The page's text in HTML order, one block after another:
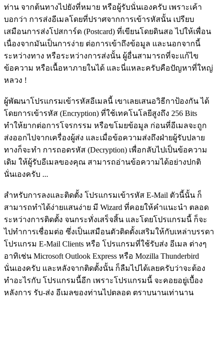
ท่าน จากต้นทางไปยังที่หมาย หรือผู้รับนั่นเองครับ เพราะเค้า
บอกว่า การส่งอีเมลโดยที่ปราศจากการเข้ารหัสนั้น เปรียบ
เสมือนการส่งโปสการ์ด (Postcard) ที่เขียนโดยดินสอ ไปให้เพื่อน
เนื่องจากมันเป็นการง่าย ต่อการเข้าถึงข้อมูล และนอกจากนี้
ระหว่างทาง หรือระหว่างการส่งนั้น ผู้อื่นสามารถที่จะแก้ไข
ข้อความ หรือเนื้อหาภายในได้ และนี่แหละครับคือปัญหาที่ใหญ่
หลวง !
ผู้พัฒนาโปรแกรมเข้ารหัสอีเมลนี้ เขาเลยเสนอวิธีกาป้องกัน ได้
โดยการเข้ารหัส (Encryption) ที่ใช้เทคโนโลยีสูงถึง 256 Bits
ทำให้ยากต่อการโจรกรรม หรือขโมยข้อมูล ก่อนที่อีเมลจะถูก
ส่งออกไปจากเครื่องผู้ส่ง และเมื่อข้อความส่งถึงฝ่ายผู้รับปลาย
ทางก็จะทำ การถอดรหัส (Decryption) เพื่อกลับไปเป็นข้อความ
เดิม ให้ผู้รับอีเมลของคุณ สามารถอ่านข้อความได้อย่างปกติ
นั่นเองครับ ...
สำหรับการลงและติดตั้ง โปรแกรมเข้ารหัส E-Mail ตัวนี้นั้น ก็
สามารถทำได้ง่ายแสนง่าย มี Wizard ที่คอยให้คำแนะนำ ตลอด
ระหว่างการติดตั้ง จนกระทั่งเสร็จสิ้น และโดยโปรแกรมนี้ ก็จะ
ไปทำการเชื่อมต่อ ซึ่งเป็นเสมือนตัวติดตั้งเสริมให้กับเหล่าบรรดา
โปรแกรม E-Mail Clients หรือ โปรแกรมที่ใช้รับส่ง อีเมล ต่างๆ
อาทิเช่น Microsoft Outlook Express หรือ Mozilla Thunderbird
นั่นเองครับ และหลังจากติดตั้งนั้น ก็ลืมไปได้เลยครับว่าจะต้อง
ทำอะไรกับ โปรแกรมนี้อีก เพราะโปรแกรมนี้ จะคอยอยู่เบื้อง
หลังการ รับ-ส่ง อีเมลของท่านไปตลอด ตราบนานเท่านาน